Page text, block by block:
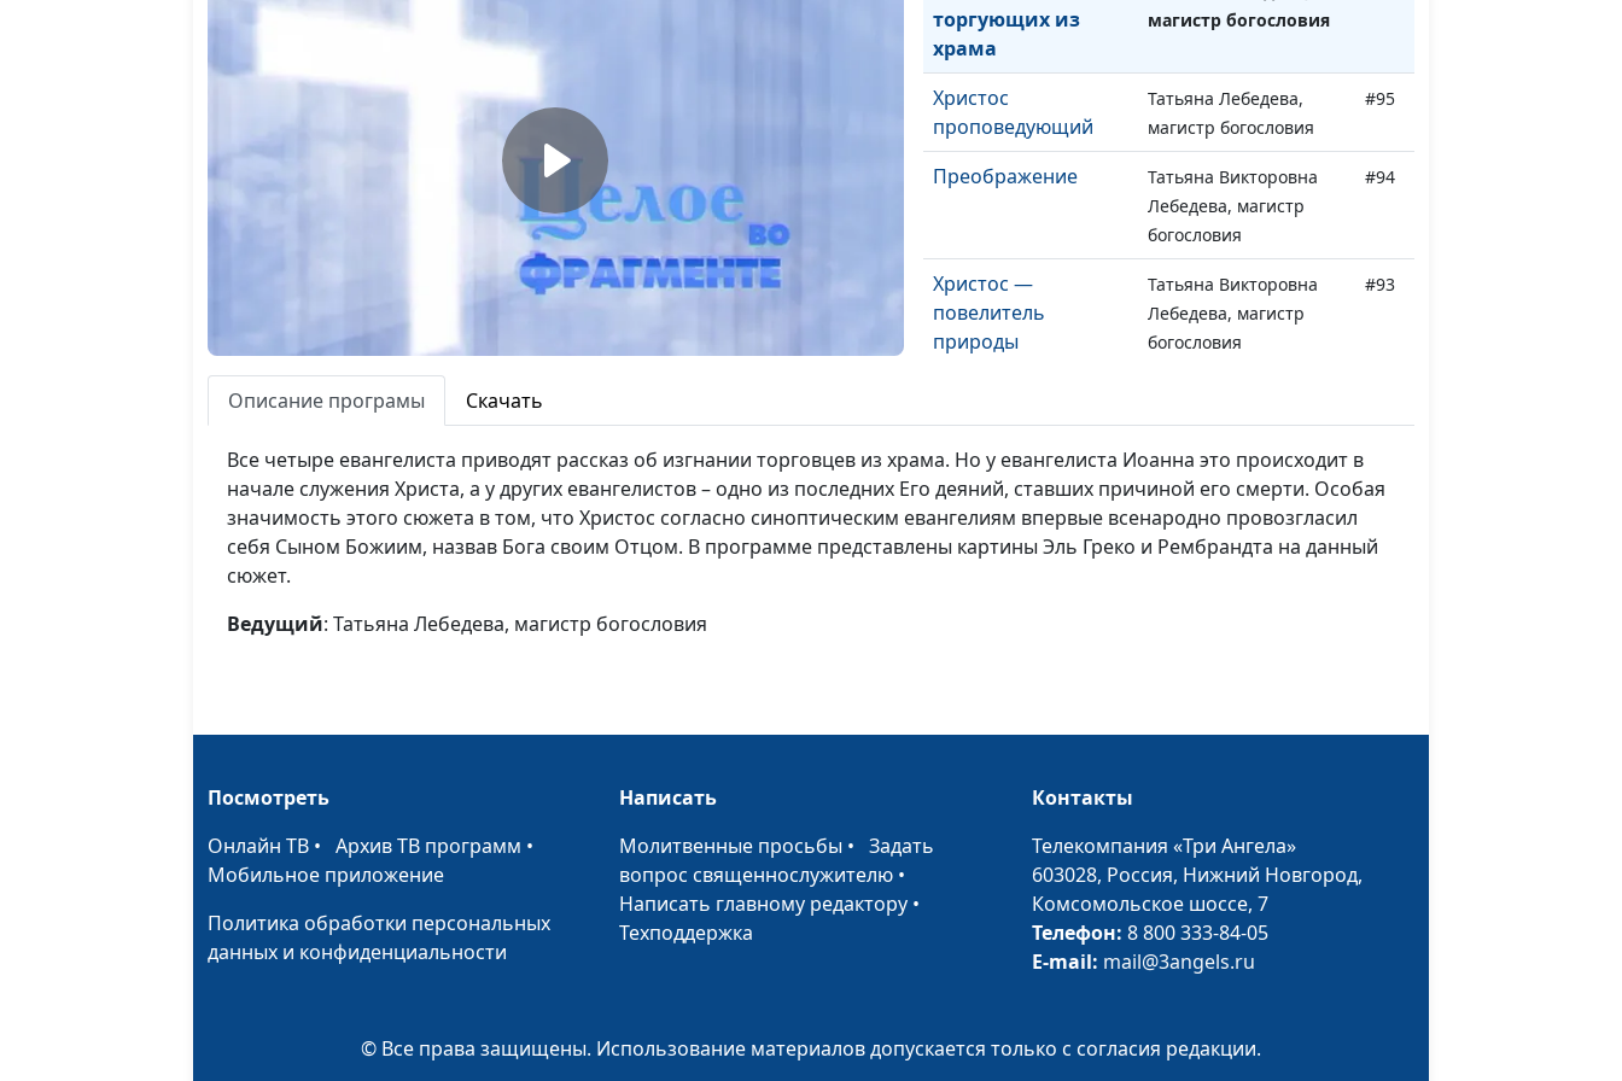
торгующих из
храма
магистр богословия
Христос
проповедующий
Татьяна Лебедева,
магистр богословия
#95
Преображение
Татьяна Викторовна
Лебедева, магистр
богословия
#94
Христос —
повелитель
природы
Татьяна Викторовна
Лебедева, магистр
богословия
#93
воскрешения
Лебедева, магистр
Чудесные
исцеления
Татьяна Викторовна
Лебедева, магистр
богословия
#91
самарянка
Лебедева, магистр
Галилейской
Лебедева, магистр
богословия
Призвание
Татьяна Викторовна
Лебедева, магистр
Христа
Лебедева, магистр
Описание програмы Скачать
Все четыре евангелиста приводят рассказ об изгнании торговцев из храма. Но у евангелиста Иоанна это происходит в
начале служения Христа, а у других евангелистов – одно из последних Его деяний, ставших причиной его смерти. Особая
значимость этого сюжета в том, что Христос согласно синоптическим евангелиям впервые всенародно провозгласил
себя Сыном Божиим, назвав Бога своим Отцом. В программе представлены картины Эль Греко и Рембрандта на данный
сюжет.
Ведущий: Татьяна Лебедева, магистр богословия
Посмотреть
Онлайн ТВ • Архив ТВ программ •
Мобильное приложение
Политика обработки персональных
данных и конфиденциальности
Написать
Молитвенные просьбы •Задать
вопрос священнослужителю •
Написать главному редактору •
Техподдержка
Контакты
Телекомпания «Три Ангела»
603028, Россия, Нижний Новгород,
Комсомольское шоссе, 7
Телефон: 8 800 333-84-05
E-mail: mail@3angels.ru
© Все права защищены. Использование материалов допускается только с согласия редакции.